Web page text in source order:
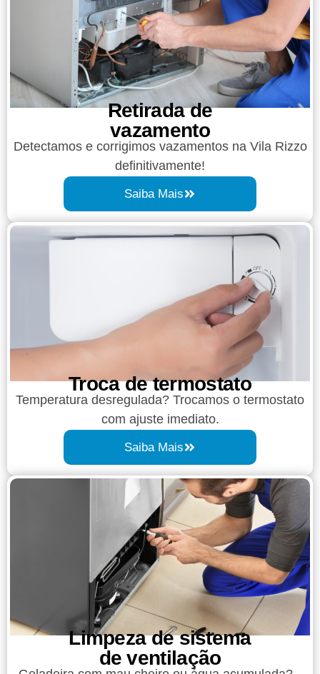
Retirada de
vazamento​​
Detectamos e corrigimos vazamentos na Vila Rizzo
definitivamente!
Saiba Mais
Troca de termostato
Temperatura desregulada? Trocamos o termostato
com ajuste imediato.
Saiba Mais
Limpeza de sistema
de ventilação